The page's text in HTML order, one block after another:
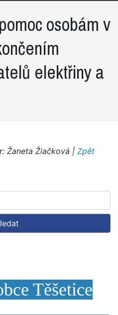
osobám v
elektřiny a
Žaneta Žiačková | Zpět
Těšetice